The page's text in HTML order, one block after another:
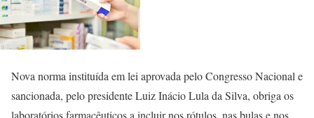
Nova norma instituída em lei aprovada pelo Congresso Nacional e
sancionada, pelo presidente Luiz Inácio Lula da Silva, obriga os
laboratórios farmacêuticos a incluir nos rótulos, nas bulas e nos